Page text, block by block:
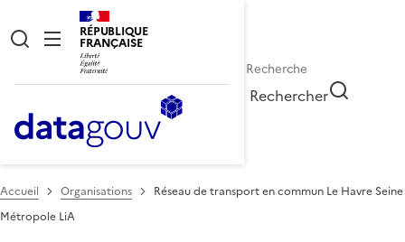
RÉPUBLIQUE
FRANÇAISE
Rechercher
Accueil Organisations
Réseau de transport en commun Le Havre Seine
Métropole LiA